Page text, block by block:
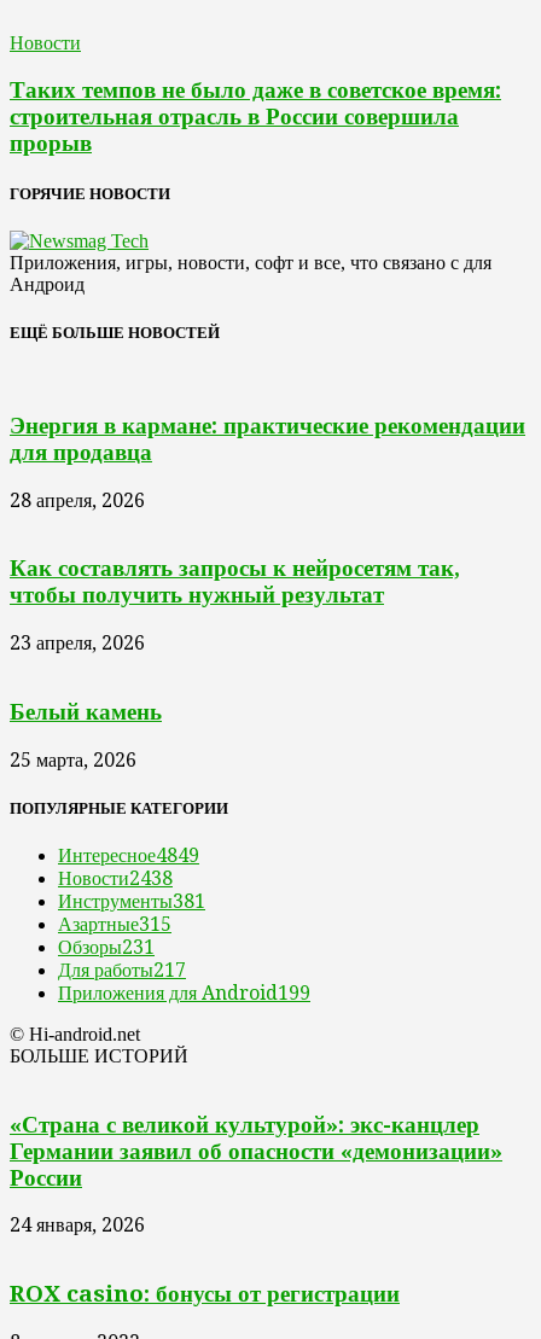
Новости
Таких темпов не было даже в советское время:
строительная отрасль в России совершила
прорыв
ГОРЯЧИЕ НОВОСТИ
Приложения, игры, новости, софт и все, что связано с для
Андроид
ЕЩЁ БОЛЬШЕ НОВОСТЕЙ
Энергия в кармане: практические рекомендации
для продавца
28 апреля, 2026
Как составлять запросы к нейросетям так,
чтобы получить нужный результат
23 апреля, 2026
Белый камень
25 марта, 2026
ПОПУЛЯРНЫЕ КАТЕГОРИИ
Интересное4849
Новости2438
Инструменты381
Азартные315
Обзоры231
Для работы217
Приложения для Android199
© Hi-android.net
БОЛЬШЕ ИСТОРИЙ
«Страна с великой культурой»: экс-канцлер
Германии заявил об опасности «демонизации»
России
24 января, 2026
ROX casino: бонусы от регистрации